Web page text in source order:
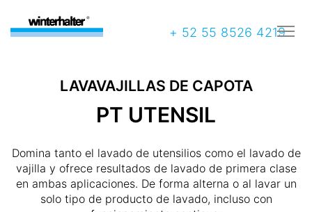
+ 52 55 8526 4219
LAVAVAJILLAS DE CAPOTA
PT UTENSIL
Domina tanto el lavado de utensilios como el lavado de
vajilla y ofrece resultados de lavado de primera clase
en ambas aplicaciones. De forma alterna o al lavar un
solo tipo de producto de lavado, incluso con